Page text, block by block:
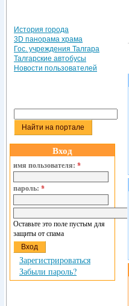
История города
3D панорама храма
Гос. учреждения Талгара
Талгарские автобусы
Новости пользователей
Вход
имя пользователя: *
пароль: *
Оставьте это поле пустым для
защиты от спама
Зарегистрироваться
Забыли пароль?